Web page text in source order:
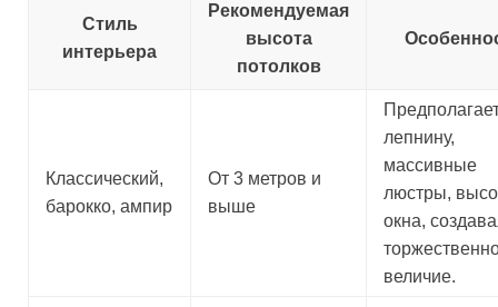
Стиль
интерьера
Рекомендуемая
высота
потолков
Классический,
барокко, ампир
От 3 метров и
выше
лепнину,
массивные
люстры,
окна,
величие.